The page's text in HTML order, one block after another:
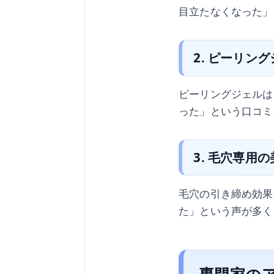
目立たなくなった
2. ピーリング
ピーリングジェル
った」という口コ
3. 毛穴専用の
毛穴の引き締め効
た」という声が多